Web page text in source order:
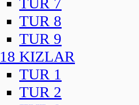
TUR 8
TUR 9
18 KIZLAR
TUR 1
TUR 2